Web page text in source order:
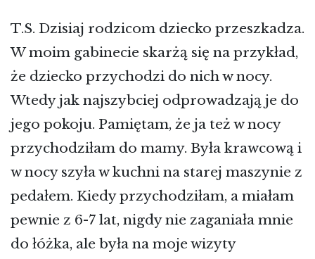
T.S. Dzisiaj rodzicom dziecko przeszkadza.
W moim gabinecie skarżą się na przykład,
że dziecko przychodzi do nich w nocy.
Wtedy jak najszybciej odprowadzają je do
jego pokoju. Pamiętam, że ja też w nocy
przychodziłam do mamy. Była krawcową i
w nocy szyła w kuchni na starej maszynie z
pedałem. Kiedy przychodziłam, a miałam
pewnie z 6-7 lat, nigdy nie zaganiała mnie
do łóżka, ale była na moje wizyty